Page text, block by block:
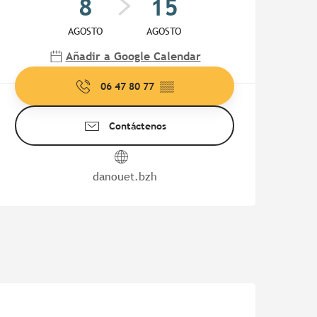
8
AGOSTO
15
AGOSTO
Añadir a Google Calendar
06 47 80 77 ▒▒
Contáctenos
danouet.bzh